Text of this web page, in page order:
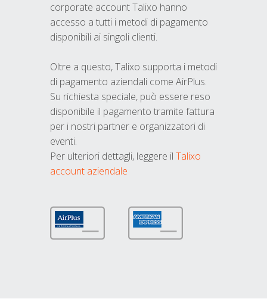
corporate account Talixo hanno
accesso a tutti i metodi di pagamento
disponibili ai singoli clienti.
Oltre a questo, Talixo supporta i metodi
di pagamento aziendali come AirPlus.
Su richiesta speciale, può essere reso
disponibile il pagamento tramite fattura
per i nostri partner e organizzatori di
eventi.
Per ulteriori dettagli, leggere il Talixo
account aziendale